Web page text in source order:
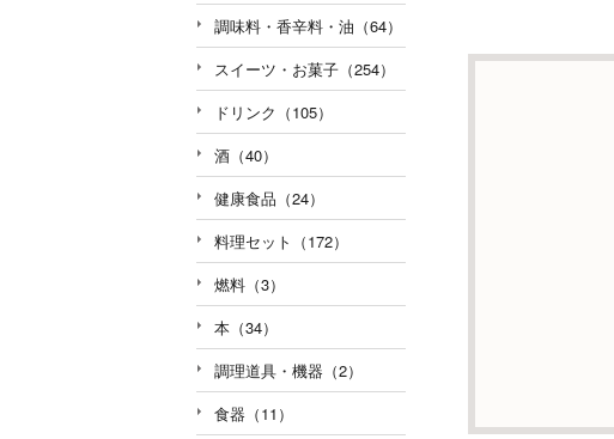
調味料・香辛料・油（64）
スイーツ・お菓子（254）
ドリンク（105）
酒（40）
健康食品（24）
料理セット（172）
燃料（3）
本（34）
調理道具・機器（2）
食器（11）